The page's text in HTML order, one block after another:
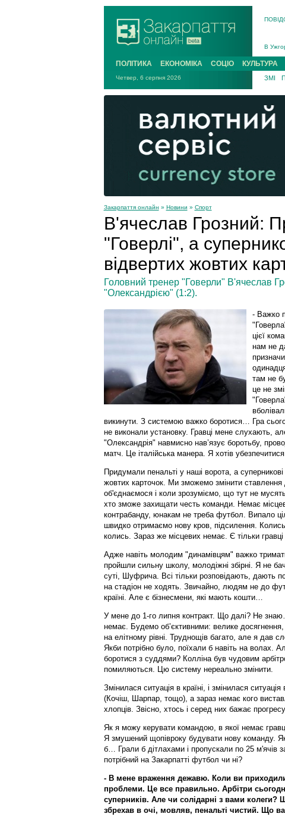
В
В
На
На
ПОЛІТИКА ЕКОНОМІКА СОЦІО КУЛЬТУРА
Четвер, 6 серпня 2026 ЗМІ
Закарпаття онлайн » Новини » Спорт
В'ячеслав Грозний:
"Говерлі", а
відвертих жовтих
Головний тренер "Говерли" В'ячеслав
"Олександрією" (1:2).
- Важко
цієї
нам не
там не
це не
викинути. З системою важко боротися… Гра
не виконали установку. Гравці мене слухають,
"Олександрія" навмисно нав’язує боротьбу,
матч. Це італійська манера. Я хотів убезпечитися
Придумали пенальті у наші ворота, а
жовтих карточок. Ми зможемо змінити ставлення
об'єднаємося і коли зрозуміємо, що тут не мусять
хто зможе захищати честь команди. Немає
контрабанду, юнакам не треба футбол. Випало
швидко отримаємо нову кров, підсилення.
колись. Зараз же місцевих немає. Є тільки гравці
Адже навіть молодим "динамівцям" важко
пройшли сильну школу, молодіжні збірні. Я не
суті, Шуфрича. Всі тільки розповідають, дають
на стадіон не ходять. Звичайно, людям не до
країні. Але є бізнесмени, які мають кошти…
У мене до 1-го липня контракт. Що далі? Не
немає. Будемо об’єктивними: велике
на елітному рівні. Труднощів багато, але я дав
Якби потрібно було, поїхали б навіть на волах.
боротися з суддями? Колліна був чудовим
помиляються. Цю систему нереально змінити.
Змінилася ситуація в країні, і змінилася
(Кочіш, Шарпар, тощо), а зараз немає кого
хлопців. Звісно, хтось і серед них бажає
Як я можу керувати командою, в якої немає
Я змушений щопівроку будувати нову команду.
б… Грали б дітлахами і пропускали по 25 м'ячів
потрібний на Закарпатті футбол чи ні?
- В мене враження дежавю. Коли ви
проблеми. Це все правильно. Арбітри
суперників. Але чи солідарні з вами
збрехав в очі, мовляв, пенальті чистий. Що